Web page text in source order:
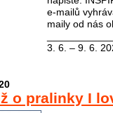
e-mailů
maily od nás
3. 6. – 9. 6.
o pralinky I